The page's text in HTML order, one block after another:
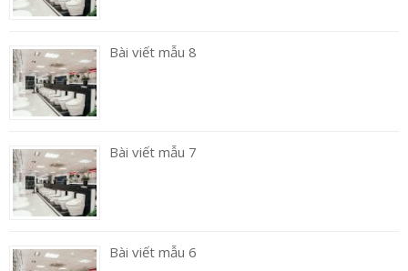
Bài viết mẫu 8
Bài viết mẫu 7
Bài viết mẫu 6